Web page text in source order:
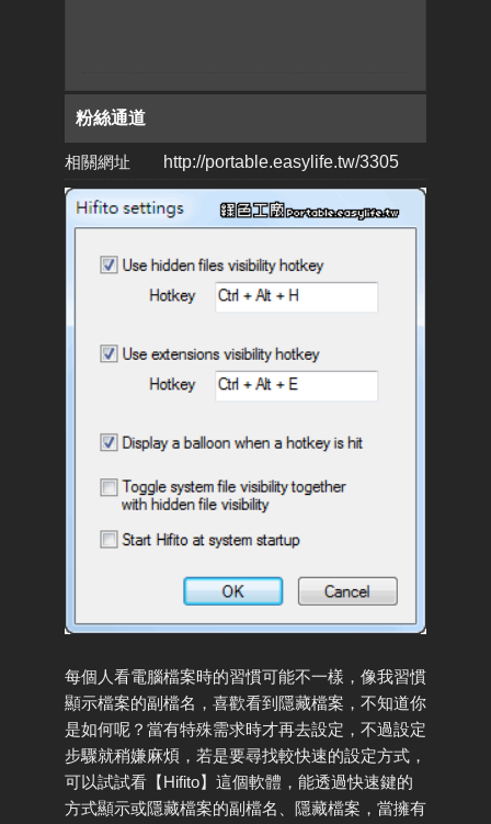
粉絲通道
相關網址 http://portable.easylife.tw/3305
每個人看電腦檔案時的習慣可能不一樣，像我習慣
顯示檔案的副檔名，喜歡看到隱藏檔案，不知道你
是如何呢？當有特殊需求時才再去設定，不過設定
步驟就稍嫌麻煩，若是要尋找較快速的設定方式，
可以試試看【Hifito】這個軟體，能透過快速鍵的
方式顯示或隱藏檔案的副檔名、隱藏檔案，當擁有